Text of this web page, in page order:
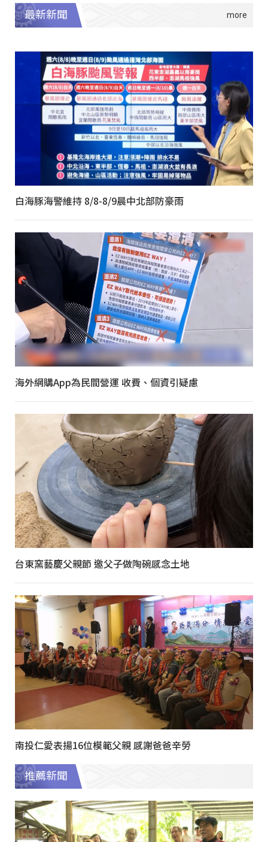
最新新聞
白海豚海警維持 8/8-8/9晨中北部防豪雨
海外網購App為民間營運 收費、個資引疑慮
台東窯藝慶父親節 邀父子做陶碗感念土地
南投仁愛表揚16位模範父親 感謝爸爸辛勞
推薦新聞